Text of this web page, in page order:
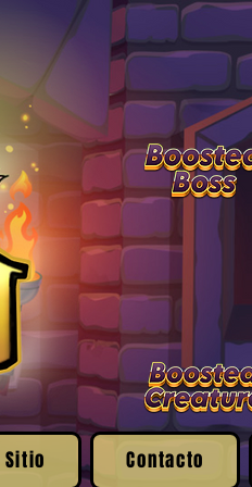
Contacto